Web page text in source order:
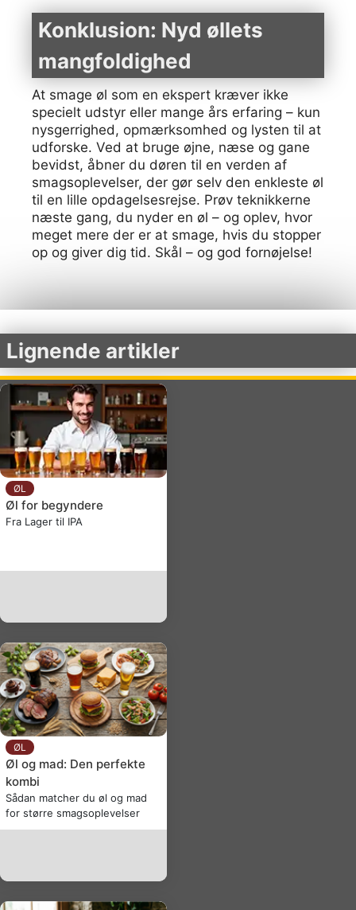
Konklusion: Nyd øllets
mangfoldighed
At smage øl som en ekspert kræver ikke
specielt udstyr eller mange års erfaring – kun
nysgerrighed, opmærksomhed og lysten til at
udforske. Ved at bruge øjne, næse og gane
bevidst, åbner du døren til en verden af
smagsoplevelser, der gør selv den enkleste øl
til en lille opdagelsesrejse. Prøv teknikkerne
næste gang, du nyder en øl – og oplev, hvor
meget mere der er at smage, hvis du stopper
op og giver dig tid. Skål – og god fornøjelse!
Lignende artikler
ØL
Øl for begyndere
Fra Lager til IPA
ØL
Øl og mad: Den perfekte
kombi
Sådan matcher du øl og mad
for større smagsoplevelser